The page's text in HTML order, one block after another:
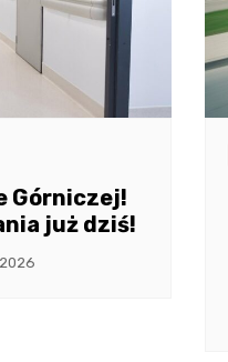
Górniczej!
już dziś!